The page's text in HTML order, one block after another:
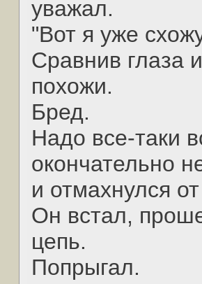
уважал.
"Вот я уже
Сравнив глаза
похожи.
Бред.
Надо все-таки
окончательно
и отмахнулся
Он встал,
цепь.
Попрыгал.